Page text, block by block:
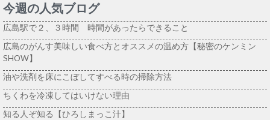
今週の人気ブログ
広島駅で２、３時間 時間があったらできること
広島のがんす美味しい食べ方とオススメの温め方【秘密のケンミン
SHOW】
油や洗剤を床にこぼしてすべる時の掃除方法
ちくわを冷凍してはいけない理由
知る人ぞ知る【ひろしまっこ汁】